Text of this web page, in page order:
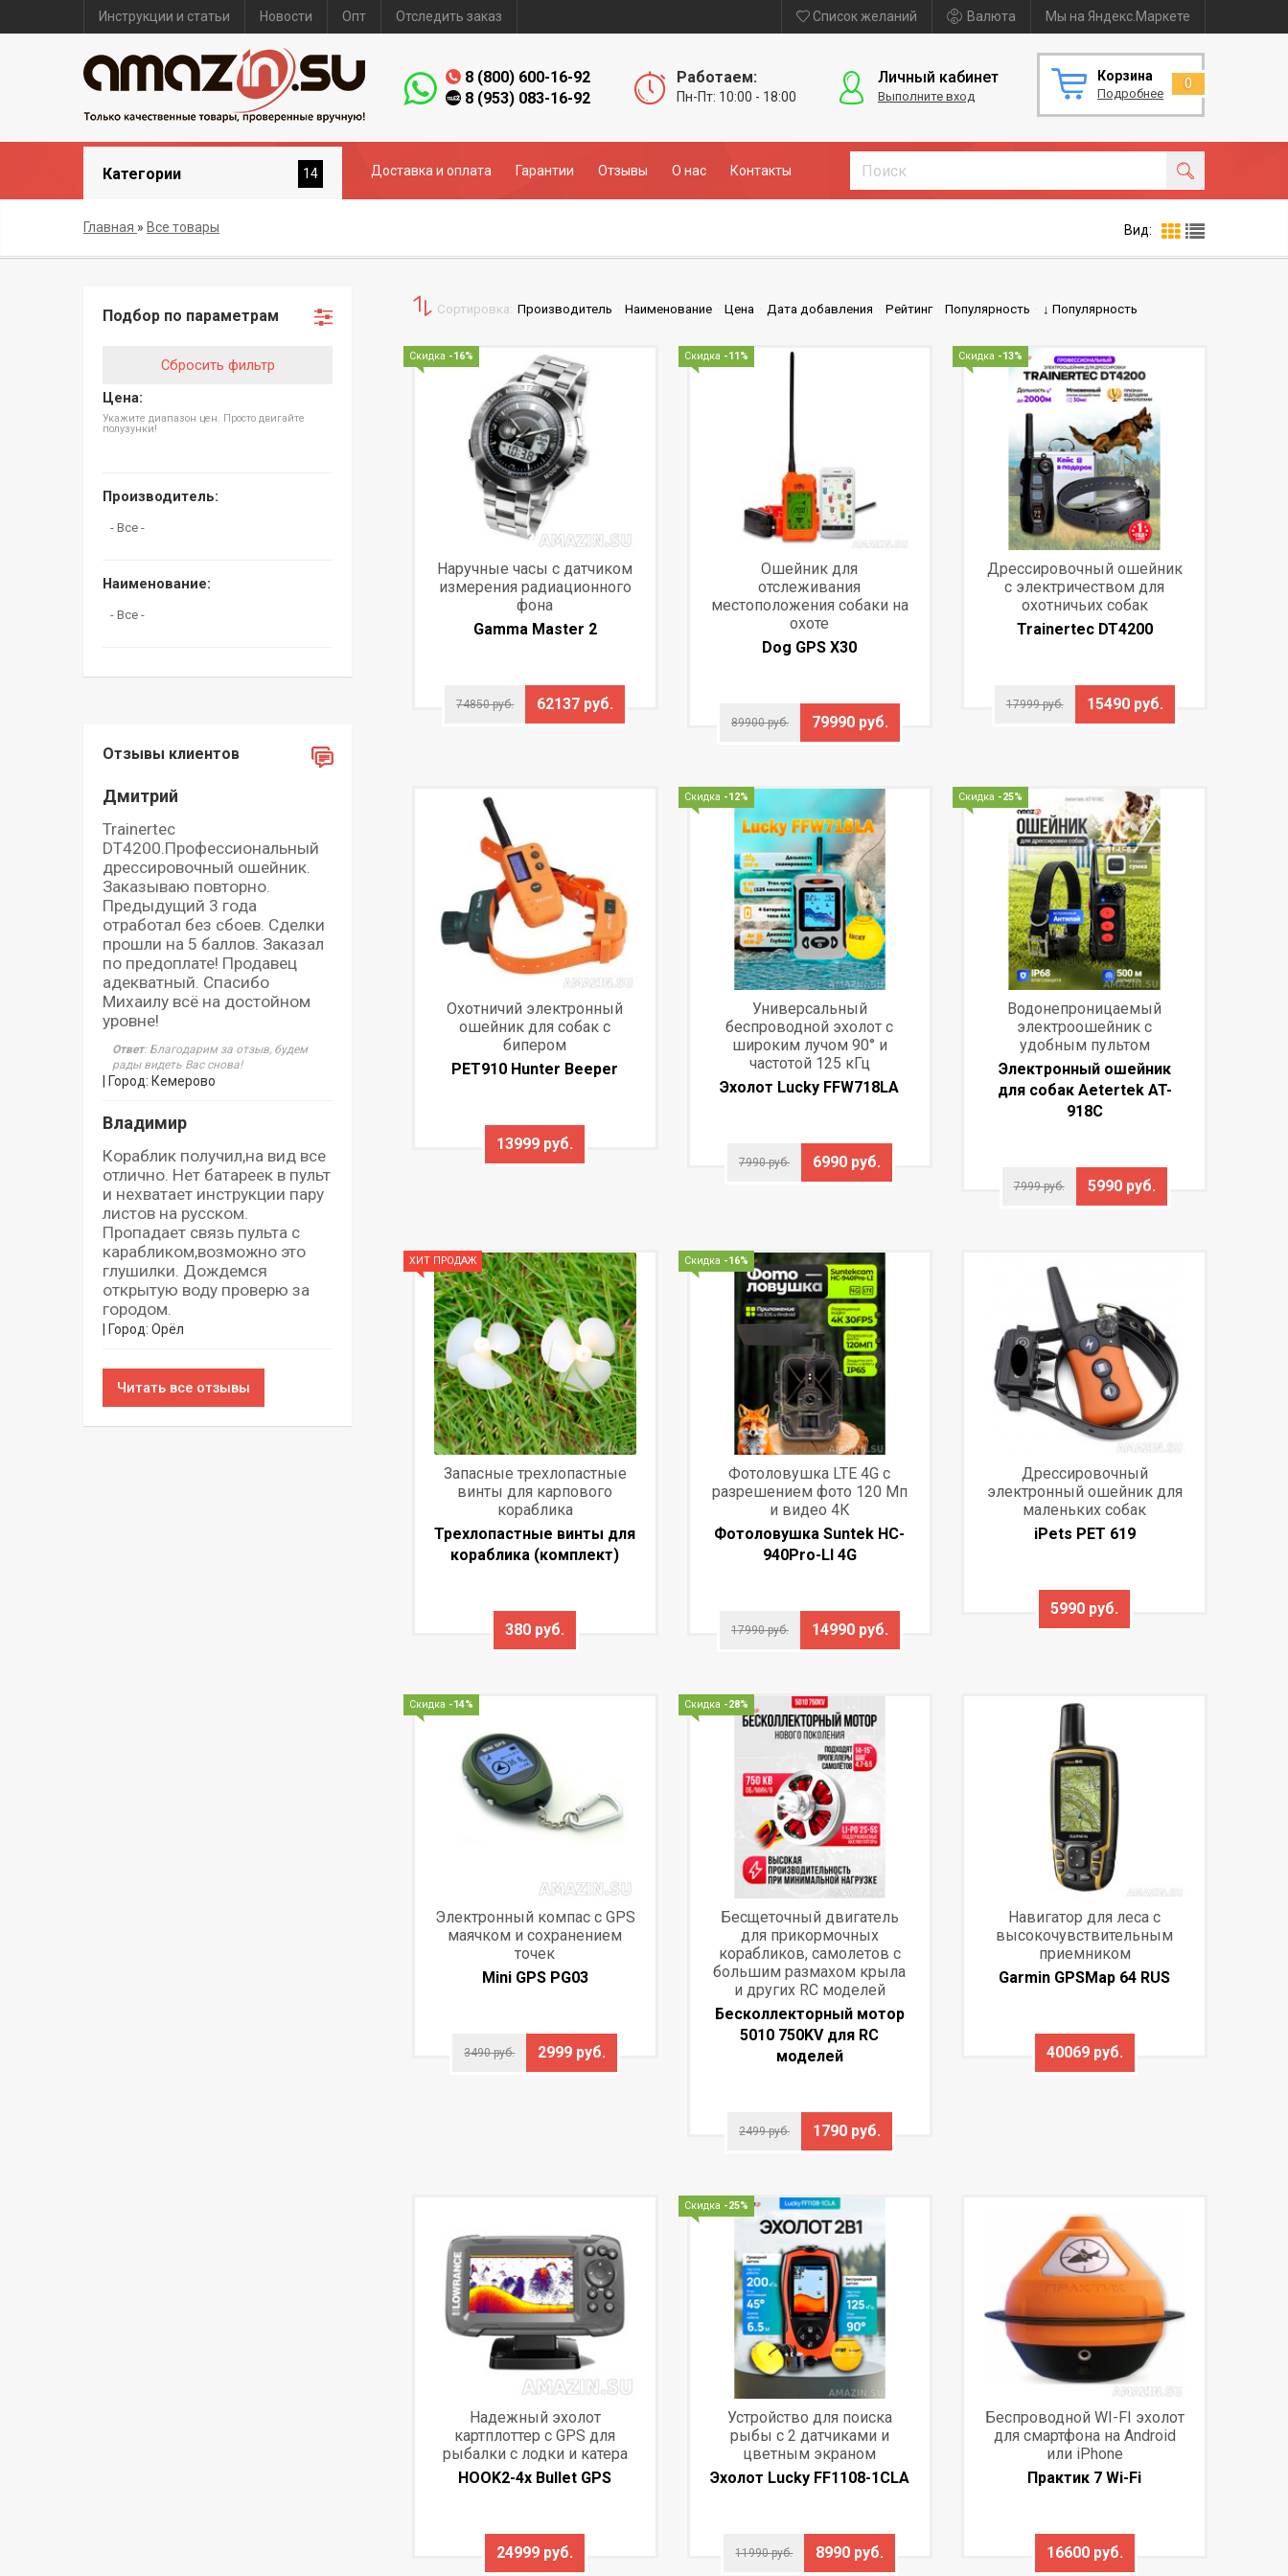
Инструкции и статьи Новости Опт Отследить заказ Список желаний Валюта Мы на Яндекс.Маркете
8 (800) 600-16-92
8 (953) 083-16-92
Работаем:
Пн-Пт: 10:00 - 18:00
Личный кабинет
Выполните вход
Корзина
Подробнее
0
Категории 14 Доставка и оплата Гарантии Отзывы О нас Контакты
Главная » Все товары Вид:
Подбор по параметрам
Сбросить фильтр
Цена:
Укажите диапазон цен. Просто двигайте
полузунки!
Производитель:
Наименование:
Отзывы клиентов
Дмитрий
Trainertec
DT4200.Профессиональный
дрессировочный ошейник.
Заказываю повторно.
Предыдущий 3 года
отработал без сбоев. Сделки
прошли на 5 баллов. Заказал
по предоплате! Продавец
адекватный. Спасибо
Михаилу всё на достойном
уровне!
Ответ: Благодарим за отзыв, будем
рады видеть Вас снова!
| Город: Кемерово
Владимир
Кораблик получил,на вид все
отлично. Нет батареек в пульт
и нехватает инструкции пару
листов на русском.
Пропадает связь пульта с
карабликом,возможно это
глушилки. Дождемся
открытую воду проверю за
городом.
| Город: Орёл
Читать все отзывы
Сортировка: Производитель · Наименование · Цена · Дата добавления · Рейтинг · Популярность · ↓ Популярность
Скидка -16%
Наручные часы с датчиком
измерения радиационного
фона
Gamma Master 2
74850 руб. 62137 руб.
Скидка -11%
Ошейник для
отслеживания
местоположения собаки на
охоте
Dog GPS X30
89900 руб. 79990 руб.
Скидка -13%
Дрессировочный ошейник
с электричеством для
охотничьих собак
Trainertec DT4200
17999 руб. 15490 руб.
Охотничий электронный
ошейник для собак с
бипером
PET910 Hunter Beeper
13999 руб.
Скидка -12%
Универсальный
беспроводной эхолот с
широким лучом 90° и
частотой 125 кГц
Эхолот Lucky FFW718LA
7990 руб. 6990 руб.
Скидка -25%
Водонепроницаемый
электроошейник с
удобным пультом
Электронный ошейник
для собак Aetertek AT-
918C
7999 руб. 5990 руб.
ХИТ ПРОДАЖ
Запасные трехлопастные
винты для карпового
кораблика
Трехлопастные винты для
кораблика (комплект)
380 руб.
Скидка -16%
Фотоловушка LTE 4G с
разрешением фото 120 Мп
и видео 4К
Фотоловушка Suntek HC-
940Pro-LI 4G
17990 руб. 14990 руб.
Дрессировочный
электронный ошейник для
маленьких собак
iPets PET 619
5990 руб.
Скидка -14%
Электронный компас с GPS
маячком и сохранением
точек
Mini GPS PG03
3490 руб. 2999 руб.
Скидка -28%
Бесщеточный двигатель
для прикормочных
корабликов, самолетов с
большим размахом крыла
и других RC моделей
Бесколлекторный мотор
5010 750KV для RC
моделей
2499 руб. 1790 руб.
Навигатор для леса с
высокочувствительным
приемником
Garmin GPSMap 64 RUS
40069 руб.
Надежный эхолот
картплоттер с GPS для
рыбалки с лодки и катера
HOOK2-4x Bullet GPS
24999 руб.
Скидка -25%
Устройство для поиска
рыбы с 2 датчиками и
цветным экраном
Эхолот Lucky FF1108-1CLA
11990 руб. 8990 руб.
Беспроводной WI-FI эхолот
для смартфона на Android
или iPhone
Практик 7 Wi-Fi
16600 руб.